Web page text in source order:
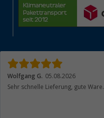
Wolfgang G. 05.08.2026
Sehr schnelle Lieferung, gute Ware.